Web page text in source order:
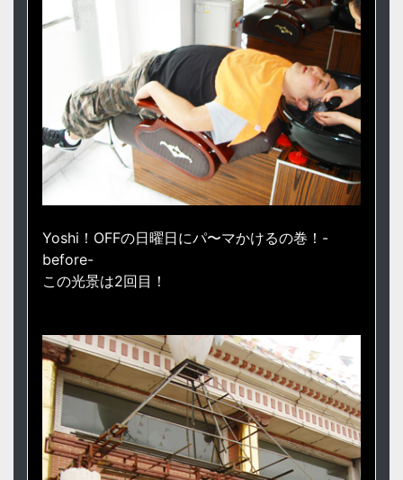
Yoshi！OFFの日曜日にパ〜マかけるの巻！-
before-
この光景は2回目！